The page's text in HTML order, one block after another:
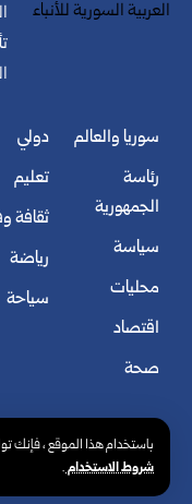
باستخدام هذا الموقع ، فإنك
شروط الاستخدام.
سوريا والعالم
رئاسة
الجمهورية
سياسة
محليات
اقتصاد
صحة
دولي
تعليم
ثقافة
رياضة
سياحة
© الوكالة